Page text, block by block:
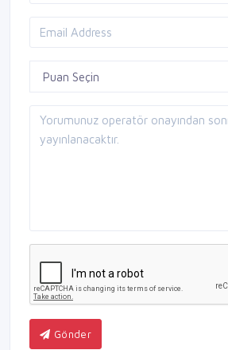
Gönder